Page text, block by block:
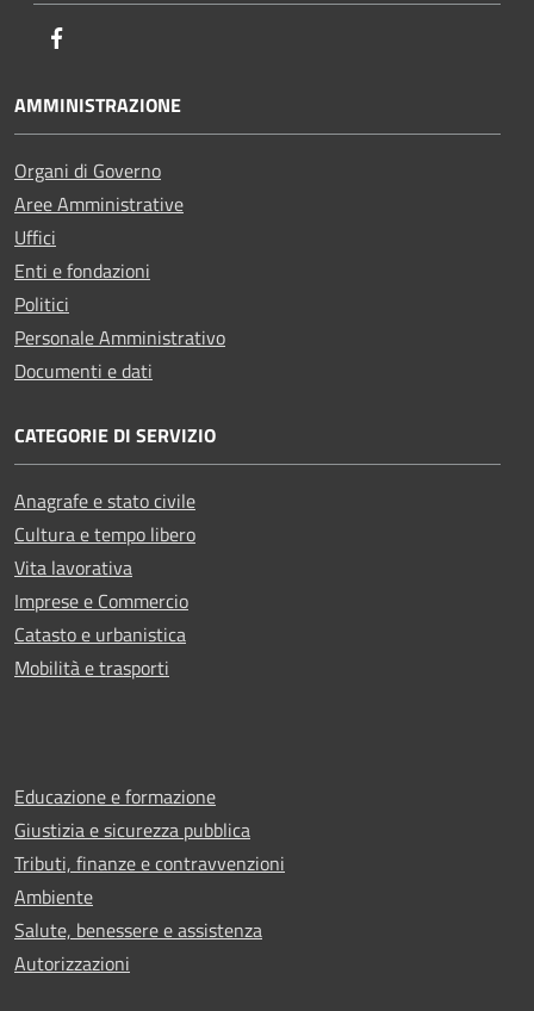
AMMINISTRAZIONE
Organi di Governo
Aree Amministrative
Uffici
Enti e fondazioni
Politici
Personale Amministrativo
Documenti e dati
CATEGORIE DI SERVIZIO
Anagrafe e stato civile
Cultura e tempo libero
Vita lavorativa
Imprese e Commercio
Catasto e urbanistica
Mobilità e trasporti
Educazione e formazione
Giustizia e sicurezza pubblica
Tributi, finanze e contravvenzioni
Ambiente
Salute, benessere e assistenza
Autorizzazioni